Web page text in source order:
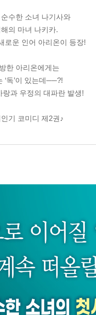
수한 소녀 나기사와
의 마녀 나키카.
로운 인어 아리온이 등장!
한 아리온에게는
‘독’이 있는데──?!
과 우정의 대파란 발생!
기 코미디 제2권♪